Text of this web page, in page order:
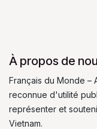
À propos de
Français du Monde –
reconnue d'utilité
représenter et
Vietnam.